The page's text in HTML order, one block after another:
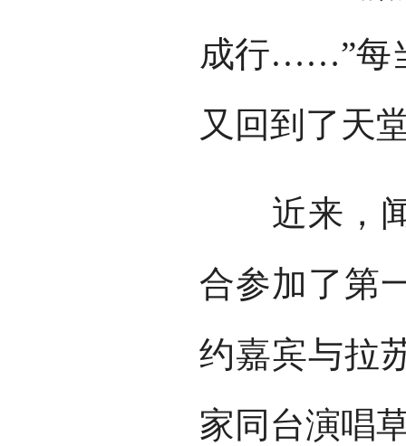
成行……”每
又回到了天
近来，闻
合参加了第
约嘉宾与拉
家同台演唱